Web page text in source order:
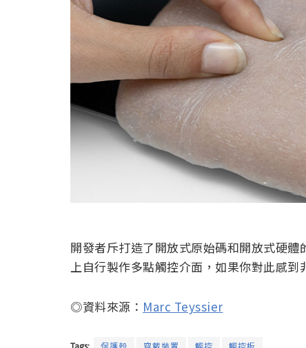
開發者斥打造了開放式原始碼和開放式硬
上自行製作多點觸控介面，如果你對此感
◎資料來源： Marc Teyssier
Tags: 保護殼 穿戴裝置 觸控 觸控板